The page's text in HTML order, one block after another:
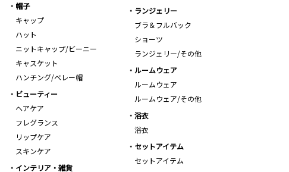
帽子
キャップ
ハット
ニットキャップ/ビーニー
キャスケット
ハンチング/ベレー帽
ランジェリー
ブラ＆フルバック
ショーツ
ランジェリー/その他
ルームウェア
ルームウェア
ルームウェア/その他
ビューティー
ヘアケア
フレグランス
リップケア
スキンケア
浴衣
浴衣
セットアイテム
セットアイテム
インテリア・雑貨